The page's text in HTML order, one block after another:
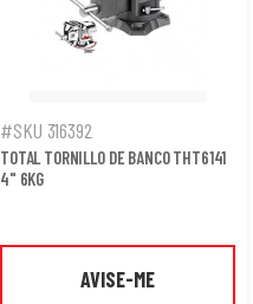
#SKU 316392
TOTAL TORNILLO DE BANCO THT6141
4" 6KG
AVISE-ME